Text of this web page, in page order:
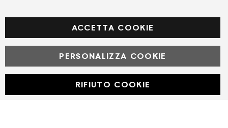
Facebook
© Powered by MAV Arreda s.r.l. | P.IVA IT05919160969
Corso Lodi, 2 | Milano - pec mavarreda@pec.it
ACCETTA COOKIE
PERSONALIZZA COOKIE
RIFIUTO COOKIE